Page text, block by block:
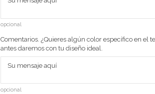
opcional
Comentarios. ¿Quieres algún color específico en el
antes daremos con tu diseño ideal.
opcional